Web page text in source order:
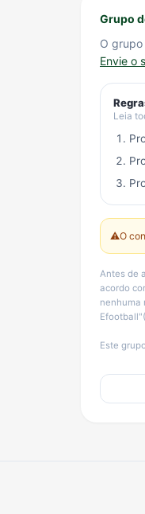
Grupo
O
Envie o
Leia
⚠️O
Antes de
acordo
nenhuma
Este